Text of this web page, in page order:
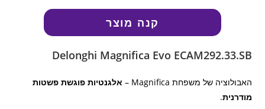
קנה מוצר
Delonghi Magnifica Evo ECAM292.33.SB
האבולוציה של משפחת Magnifica –
אלגנטיות פוגשת פשטות
מודרנית.